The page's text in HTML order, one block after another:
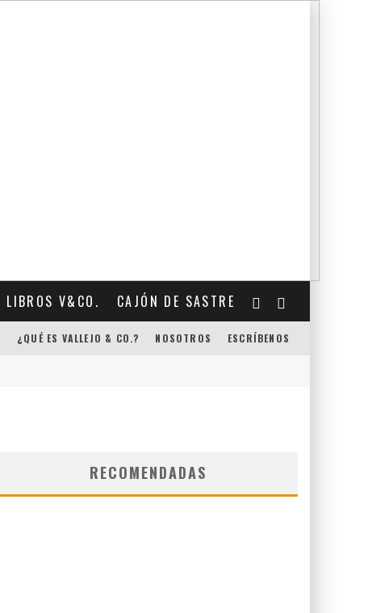
LIBROS V&CO. CAJÓN DE SASTRE
¿QUÉ ES VALLEJO & CO.? NOSOTROS ESCRÍBENOS
RECOMENDADAS